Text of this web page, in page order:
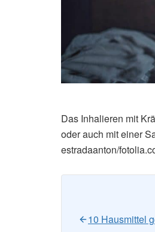
Das Inhalieren mit
oder auch mit einer
estradaanton/
10 Hausmittel